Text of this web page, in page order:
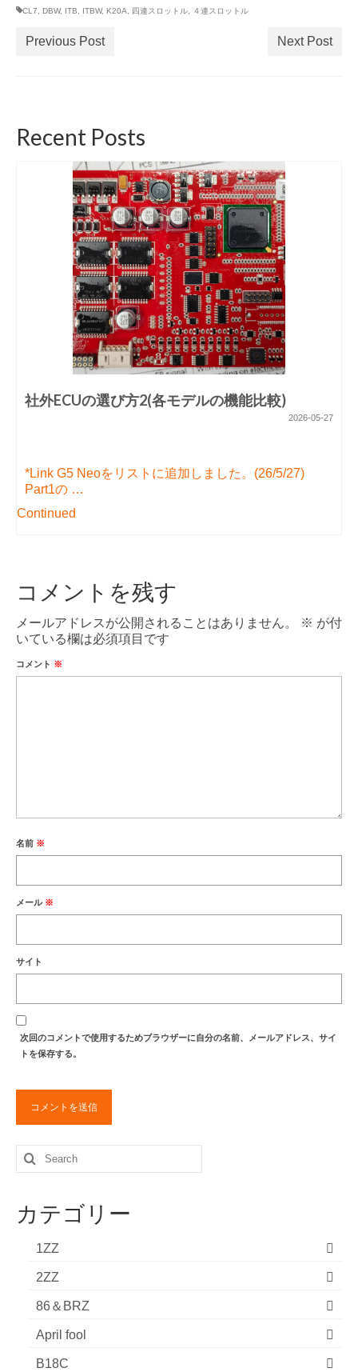
CL7, DBW, ITB, ITBW, K20A, 四連スロットル, ４連スロットル
Previous Post Next Post
Recent Posts
社外ECUの選び方2(各モデルの機能比較)
2026-05-27
*Link G5 Neoをリストに追加しました。(26/5/27)
Part1の …
Continued
コメントを残す
メールアドレスが公開されることはありません。 ※ が付
いている欄は必須項目です
コメント ※
名前 ※
メール ※
サイト
次回のコメントで使用するためブラウザーに自分の名前、メールアドレス、サイ
トを保存する。
Search
for:
カテゴリー
1ZZ
2ZZ
86＆BRZ
April fool
B18C